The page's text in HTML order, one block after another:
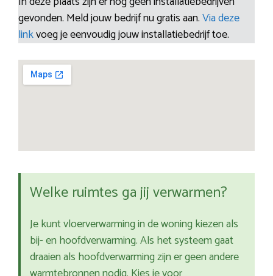
gevonden. Meld jouw bedrijf nu gratis aan.Via deze
linkvoeg je eenvoudig jouw installatiebedrijf toe.
Welke ruimtes ga jij verwarmen?
Je kunt vloerverwarming in de woning kiezen als
bij- en hoofdverwarming. Als het systeem gaat
draaien als hoofdverwarming zijn er geen andere